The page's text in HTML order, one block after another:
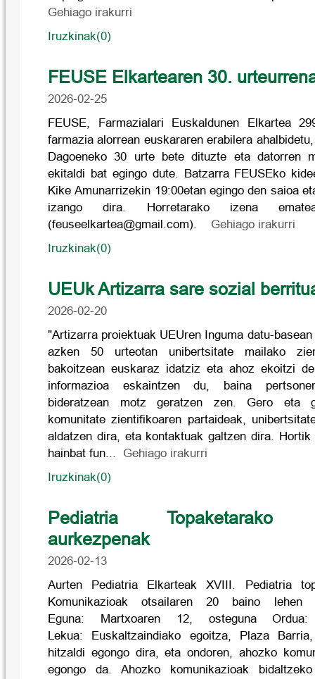
Gehiago irakurri
Iruzkinak(0)
FEUSE Elkartearen 30.
2026-02-25
FEUSE, Farmazialari Euskaldunen Elkartea
farmazia alorrean euskararen erabilera
Dagoeneko 30 urte bete dituzte eta datorren
ekitaldi bat egingo dute. Batzarra FEUSEko
Kike Amunarrizekin 19:00etan egingo den saioa
izango dira. Horretarako izena
(feuseelkartea@gmail.com). Gehiago irakurri
Iruzkinak(0)
UEUk Artizarra sare sozial
2026-02-20
"Artizarra proiektuak UEUren Inguma datu-
azken 50 urteotan unibertsitate mailako
bakoitzean euskaraz idatziz eta ahoz ekoitzi
informazioa eskaintzen du, baina
bideratzean motz geratzen zen. Gero eta
komunitate zientifikoaren partaideak,
aldatzen dira, eta kontaktuak galtzen dira.
hainbat fun... Gehiago irakurri
Iruzkinak(0)
Pediatria Topaketarako
aurkezpenak
2026-02-13
Aurten Pediatria Elkarteak XVIII. Pediatria
Komunikazioak otsailaren 20 baino lehen
Eguna: Martxoaren 12, osteguna Ordua:
Lekua: Euskaltzaindiako egoitza, Plaza
hitzaldi egongo dira, eta ondoren, ahozko
egongo da. Ahozko komunikazioak